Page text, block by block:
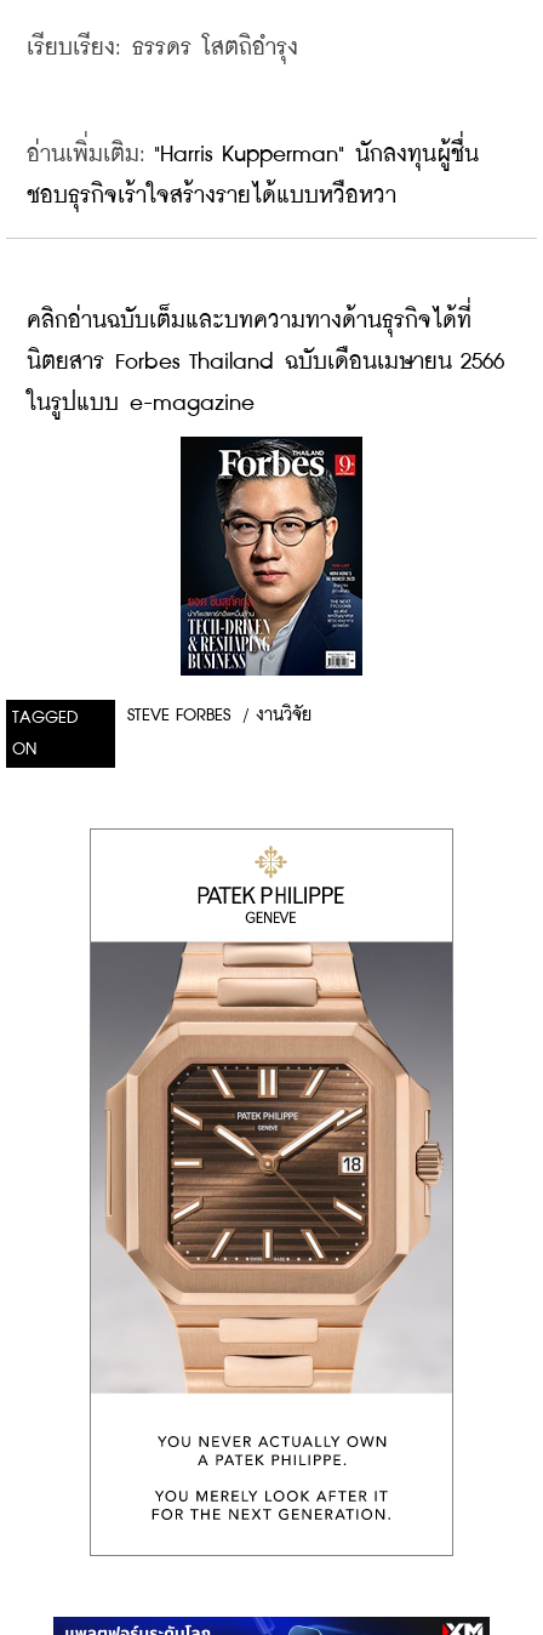
เรียบเรียง: ธรรดร โสตถิอำรุง
อ่านเพิ่มเติม: "Harris Kupperman" นักลงทุนผู้ชื่น
ชอบธุรกิจเร้าใจสร้างรายได้แบบหวือหวา
คลิกอ่านฉบับเต็มและบทความทางด้านธุรกิจได้ที่
นิตยสาร Forbes Thailand ฉบับเดือนเมษายน 2566
ในรูปแบบ e-magazine
TAGGED
ON
STEVE FORBES / งานวิจัย